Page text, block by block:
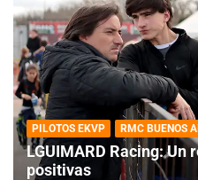
PILOTOS EKVP RMC BUENOS
LGUIMARD Racing: Un
positivas